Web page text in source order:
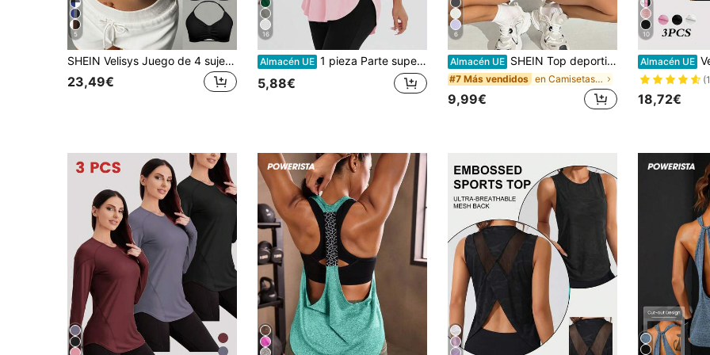
5
SHEIN Velisys Juego de 4 sujetadores deportivos para mujer, sujetador sexy con cuello halter, sujetador con tirantes finos, negro, blanco, gris oscuro, yoga, fitness, deportes, casual
23,49€
16
Almacén UE 1 pieza Parte superior holgada sin mangas con abertura lateral para mujer, camiseta cómoda para ejercicios y deportes de primavera/verano
5,88€
6
Almacén UE SHEIN Top deportivo sin costuras de espalda de tirantes, ajustado, unicolor, para hacer ejercicio
#7 Más vendidos en Camisetas y tops deportivos para mujer
9,99€
10
Almacén UE Velisys
18,72€